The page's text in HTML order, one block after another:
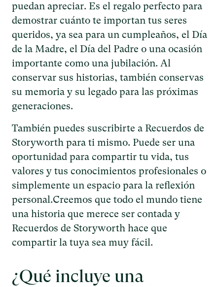
puedan apreciar. Es el regalo perfecto para
demostrar cuánto te importan tus seres
queridos, ya sea para un cumpleaños, el Día
de la Madre, el Día del Padre o una ocasión
importante como una jubilación. Al
conservar sus historias, también conservas
su memoria y su legado para las próximas
generaciones.
También puedes suscribirte a Recuerdos de
Storyworth para ti mismo. Puede ser una
oportunidad para compartir tu vida, tus
valores y tus conocimientos profesionales o
simplemente un espacio para la reflexión
personal.Creemos que todo el mundo tiene
una historia que merece ser contada y
Recuerdos de Storyworth hace que
compartir la tuya sea muy fácil.
¿Qué incluye una